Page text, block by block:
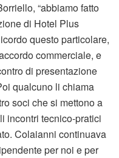
“abbiamo fatto
di Hotel Plus
questo particolare,
commerciale, e
di presentazione
qualcuno li chiama
soci che si mettono a
incontri tecnico-pratici
Colaianni continuava
per noi e per